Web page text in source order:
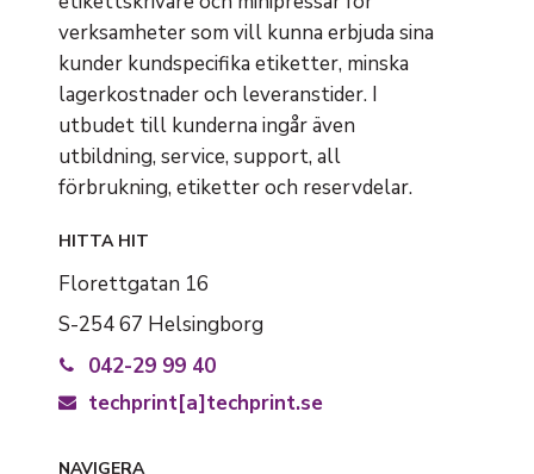
verksamheter som vill kunna erbjuda sina
kunder kundspecifika etiketter, minska
lagerkostnader och leveranstider. I
utbudet till kunderna ingår även
utbildning, service, support, all
förbrukning, etiketter och reservdelar.
HITTA HIT
Florettgatan 16
S-254 67 Helsingborg
042-29 99 40
techprint[a]techprint.se
NAVIGERA